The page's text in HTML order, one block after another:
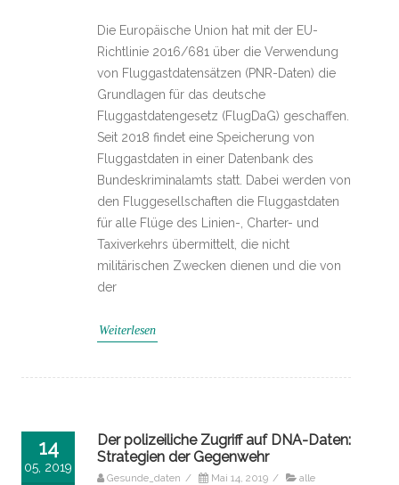
Die Europäische Union hat mit der EU-
Richtlinie 2016/681 über die Verwendung
von Fluggastdatensätzen (PNR-Daten) die
Grundlagen für das deutsche
Fluggastdatengesetz (FlugDaG) geschaffen.
Seit 2018 findet eine Speicherung von
Fluggastdaten in einer Datenbank des
Bundeskriminalamts statt. Dabei werden von
den Fluggesellschaften die Fluggastdaten
für alle Flüge des Linien-, Charter- und
Taxiverkehrs übermittelt, die nicht
militärischen Zwecken dienen und die von
der
Weiterlesen
14
05, 2019
Der polizeiliche Zugriff auf DNA-Daten:
Strategien der Gegenwehr
Gesunde_daten / Mai 14, 2019 /
alle